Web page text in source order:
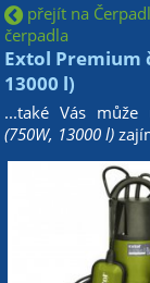
přejít na
čerpadla
Extol Premium
13000 l)
...také Vás může
(750W, 13000 l)